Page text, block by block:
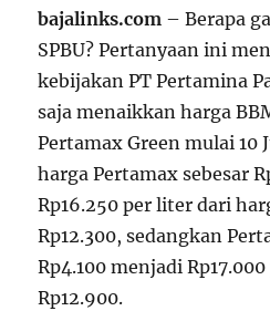
bajalinks.com – Berapa
SPBU? Pertanyaan ini
kebijakan PT Pertamina
saja menaikkan harga
Pertamax Green mulai 10
harga Pertamax sebesar
Rp16.250 per liter dari
Rp12.300, sedangkan
Rp4.100 menjadi
Rp12.900.